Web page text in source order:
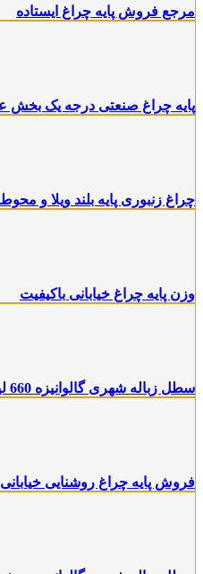
مرجع فروش پایه چراغ ایستاده
پایه چراغ صنعتی درجه یک بخش
چراغ زنبوری پایه بلند ویلا و
وزن پایه چراغ خیابانی باکیفیت
سطل زباله شهری گالوانیزه 660 لیتری ارزان قیمت
فروش پایه چراغ روشنایی خیابانی